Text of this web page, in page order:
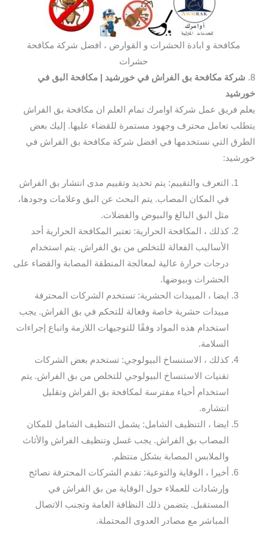
مكافحة و ابادة الحشرات و القوارض ، افضل شركة مكافحة
حشرات
8. شركة مكافحة بق الفراش في خورشيد
| مكافحة البق في
خورشيد
يعلم فريق عمل شركة اوامرك تمام العلم ان مكافحة بق الفراش
يتطلب تعامل محترف وجهود مستمرة للقضاء عليها. إليك بعض
الطرق التي نستخدمها في افضل شركة مكافحة بق الفراش في
خورشيد:
التعرف والتقييم: يتم تحديد وتقييم مدى انتشار بق الفراش
في المكان المصاب. يتم البحث عن البق وعلامات وجودها،
مثل البق البالغ والبيوض والفضلات.
كذلك ، المكافحة الحرارية: تعتبر المكافحة الحرارية أحد
الأساليب الفعالة للتخلص من بق الفراش. يتم استخدام
درجات حرارة عالية لمعالجة المنطقة المصابة والقضاء على
الحشرات وبيوضها.
ايضا ، المبيدات الحشرية: تستخدم الشركات المحترفة
مبيدات حشرية خاصة وفعالة للتحكم في بق الفراش. يجب
استخدام هذه المواد وفقًا للتوجيهات اللازمة واتباع إجراءات
السلامة.
كذلك ، الاستنساخ البيولوجي: تستخدم بعض الشركات
تقنيات الاستنساخ البيولوجي للتخلص من بق الفراش. يتم
استخدام أحياء مفترسة لمكافحة بق الفراش وتقليل
انتشاره.
ايضا ، التنظيف الشامل: يشمل التنظيف الشامل للمكان
المصاب بق الفراش. يجب غسل وتنظيف الفراش والأثاث
والملابس المصابة بشكل منتظم.
أخيرا ، الوقاية والتوعية: تقدم الشركات المحترفة نصائح
وإرشادات للعملاء حول الوقاية من بق الفراش في
المستقبل. يتضمن ذلك النظافة العامة وتجنب الاتصال
المباشر مع مصادر العدوى المحتملة.